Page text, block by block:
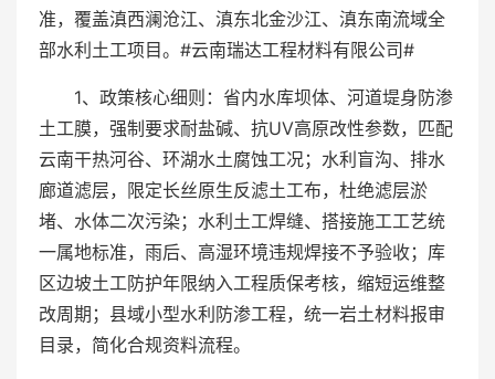
准，覆盖滇西澜沧江、滇东北金沙江、滇东南流域全
部水利土工项目。#云南瑞达工程材料有限公司#
1、政策核心细则：省内水库坝体、河道堤身防渗
土工膜，强制要求耐盐碱、抗UV高原改性参数，匹配
云南干热河谷、环湖水土腐蚀工况；水利盲沟、排水
廊道滤层，限定长丝原生反滤土工布，杜绝滤层淤
堵、水体二次污染；水利土工焊缝、搭接施工工艺统
一属地标准，雨后、高湿环境违规焊接不予验收；库
区边坡土工防护年限纳入工程质保考核，缩短运维整
改周期；县域小型水利防渗工程，统一岩土材料报审
目录，简化合规资料流程。